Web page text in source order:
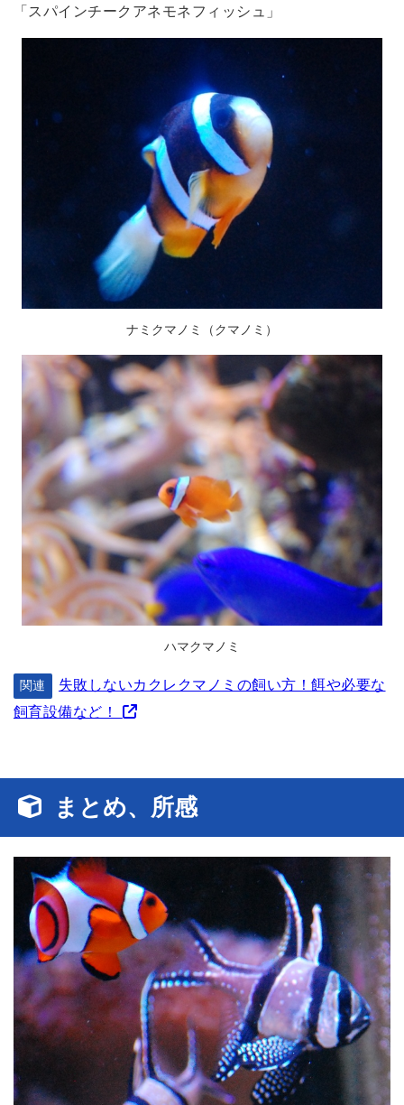
「スパインチークアネモネフィッシュ」
ナミクマノミ（クマノミ）
ハマクマノミ
関連
失敗しないカクレクマノミの飼い方！餌や必要な
飼育設備など！
まとめ、所感